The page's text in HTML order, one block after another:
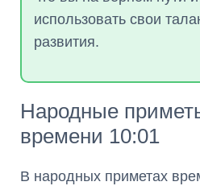
использовать свои
развития.
Народные
времени 10:01
В народных приметах